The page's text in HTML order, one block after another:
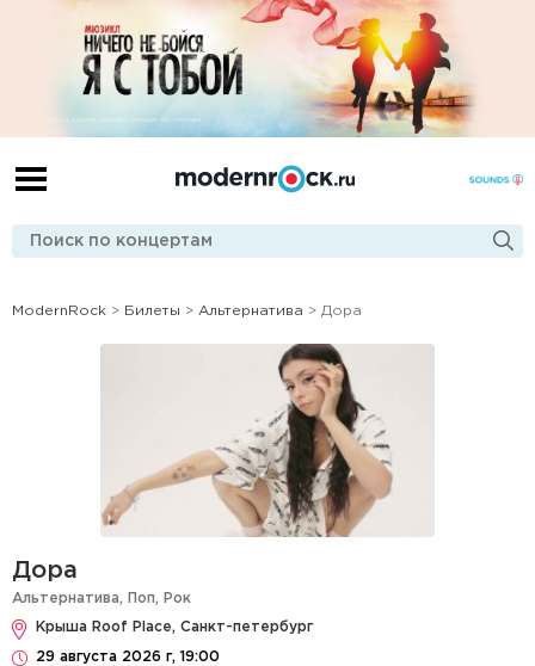
ModernRock > Билеты > Альтернатива > Дора
Дора
Альтернатива, Поп, Рок
Крыша Roof Place, Санкт-петербург
29 августа 2026 г, 19:00